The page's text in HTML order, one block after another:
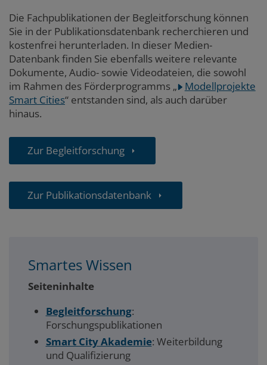
Die Fachpublikationen der Begleitforschung können
Sie in der Publikationsdatenbank recherchieren und
kostenfrei herunterladen. In dieser Medien-
Datenbank finden Sie ebenfalls weitere relevante
Dokumente, Audio- sowie Videodateien, die sowohl
im Rahmen des Förderprogramms „
Modellprojekte
Smart Cities“ entstanden sind, als auch darüber
hinaus.
Zur Begleitforschung
Zur Publikationsdatenbank
Smartes Wissen
Seiteninhalte
Begleitforschung:
Forschungspublikationen
Smart City Akademie: Weiterbildung
und Qualifizierung